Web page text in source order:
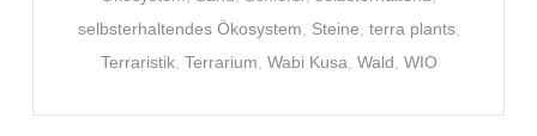
selbsterhaltendes Ökosystem, Steine, terra plants,
Terraristik, Terrarium, Wabi Kusa, Wald, WIO